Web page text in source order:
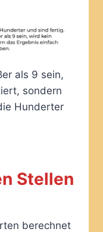
als 9 sein,
sondern
Hunderter
Stellen
berechnet